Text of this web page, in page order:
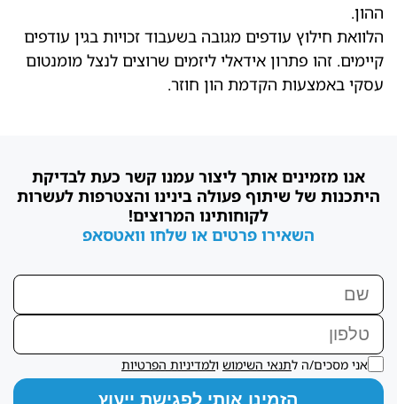
ההון.
הלוואת חילוץ עודפים מגובה בשעבוד זכויות בגין עודפים
קיימים. זהו פתרון אידאלי ליזמים שרוצים לנצל מומנטום
עסקי באמצעות הקדמת הון חוזר.
אנו מזמינים אותך ליצור עמנו קשר כעת לבדיקת
היתכנות של שיתוף פעולה בינינו והצטרפות לעשרות
לקוחותינו המרוצים!
השאירו פרטים או שלחו וואטסאפ
אני מסכים/ה לתנאי השימוש ולמדיניות הפרטיות